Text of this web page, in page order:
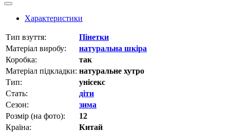
Характеристики
Тип взуття:
Пінетки
Матеріал виробу:
натуральна шкіра
Коробка:
так
Матеріал підкладки: натуральне хутро
Тип:
унісекс
Стать:
діти
Сезон:
зима
Розмір (на фото):
12
Країна:
Китай